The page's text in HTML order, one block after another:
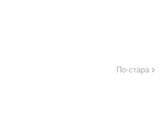
По-стара